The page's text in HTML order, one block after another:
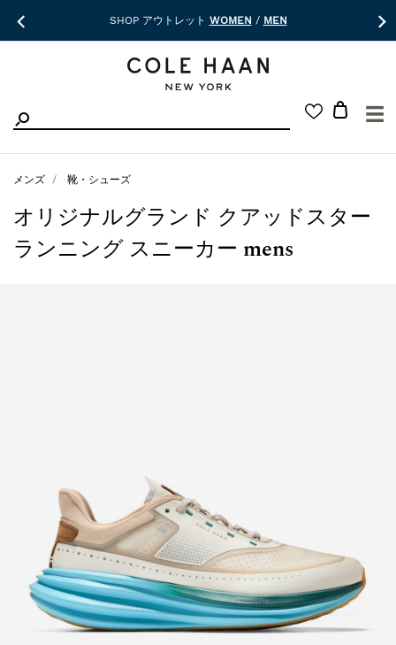
SHOP アウトレット WOMEN / MEN
☰
メンズ 靴・シューズ
オリジナルグランド クアッドスター
ランニング スニーカー mens